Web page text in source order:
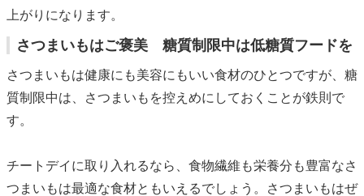
上がりになります。
さつまいもはご褒美 糖質制限中は低糖質フードを
さつまいもは健康にも美容にもいい食材のひとつですが、糖
質制限中は、さつまいもを控えめにしておくことが鉄則で
す。
チートデイに取り入れるなら、食物繊維も栄養分も豊富なさ
つまいもは最適な食材ともいえるでしょう。さつまいもはぜ